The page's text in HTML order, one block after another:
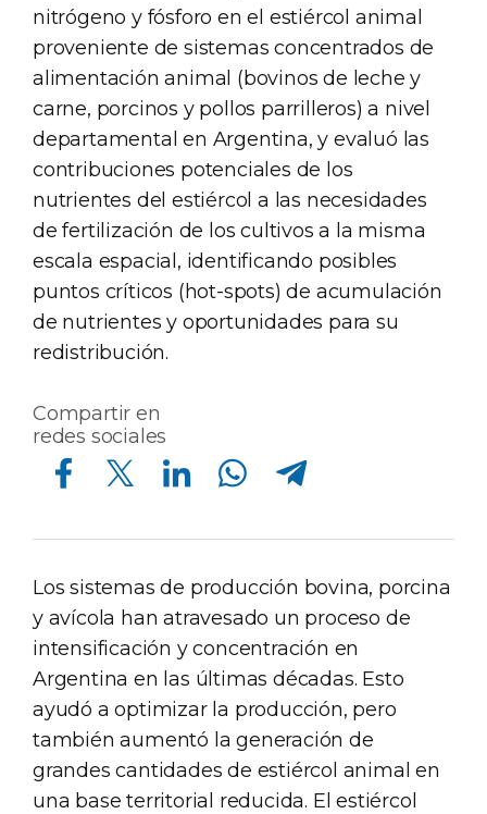
nitrógeno y fósforo en el estiércol animal
proveniente de sistemas concentrados de
alimentación animal (bovinos de leche y
carne, porcinos y pollos parrilleros) a nivel
departamental en Argentina, y evaluó las
contribuciones potenciales de los
nutrientes del estiércol a las necesidades
de fertilización de los cultivos a la misma
escala espacial, identificando posibles
puntos críticos (hot-spots) de acumulación
de nutrientes y oportunidades para su
redistribución.
Compartir en
redes sociales
Compartir en Facebook Compartir en Twitter Compartir en Linkedin Compartir en Whatsapp Compartir en Telegram
Los sistemas de producción bovina, porcina
y avícola han atravesado un proceso de
intensificación y concentración en
Argentina en las últimas décadas. Esto
ayudó a optimizar la producción, pero
también aumentó la generación de
grandes cantidades de estiércol animal en
una base territorial reducida. El estiércol